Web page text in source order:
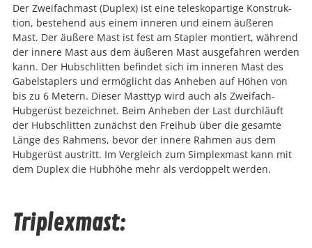
Der Zweifach­mast (Duplex) ist eine teleskopar­tige Kon­struk­
tion, beste­hend aus einem inneren und einem äußeren
Mast. Der äußere Mast ist fest am Sta­pler mon­tiert, während
der innere Mast aus dem äußeren Mast aus­ge­fahren wer­den
kann. Der Hub­schlit­ten befind­et sich im inneren Mast des
Gabel­sta­plers und ermöglicht das Anheben auf Höhen von
bis zu 6 Metern. Dieser Mast­typ wird auch als Zweifach-
Hubgerüst beze­ich­net. Beim Anheben der Last durch­läuft
der Hub­schlit­ten zunächst den Frei­hub über die gesamte
Länge des Rah­mens, bevor der innere Rah­men aus dem
Hubgerüst aus­tritt. Im Ver­gle­ich zum Sim­plex­mast kann mit
dem Duplex die Hub­höhe mehr als ver­dop­pelt wer­den.
Triplexmast: